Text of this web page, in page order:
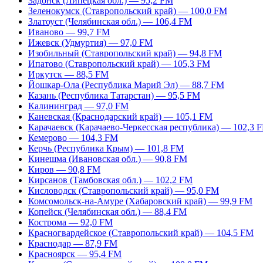
Зеленокумск (Ставропольский край) — 100,0 FM
Златоуст (Челябинская обл.) — 106,4 FM
Иваново — 99,7 FM
Ижевск (Удмуртия) — 97,0 FM
Изобильный (Ставропольский край) — 94,8 FM
Ипатово (Ставропольский край) — 105,3 FM
Иркутск — 88,5 FM
Йошкар-Ола (Республика Марий Эл) — 88,7 FM
Казань (Республика Татарстан) — 95,5 FM
Калининград — 97,0 FM
Каневская (Краснодарский край) — 105,1 FM
Карачаевск (Карачаево-Черкесская республика) — 102,3
Кемерово — 104,3 FM
Керчь (Республика Крым) — 101,8 FM
Кинешма (Ивановская обл.) — 90,8 FM
Киров — 90,8 FM
Кирсанов (Тамбовская обл.) — 102,2 FM
Кисловодск (Ставропольский край) — 95,0 FM
Комсомольск-на-Амуре (Хабаровский край) — 99,9 FM
Копейск (Челябинская обл.) — 88,4 FM
Кострома — 92,0 FM
Красногвардейское (Ставропольский край) — 104,5 FM
Краснодар — 87,9 FM
Красноярск — 95,4 FM